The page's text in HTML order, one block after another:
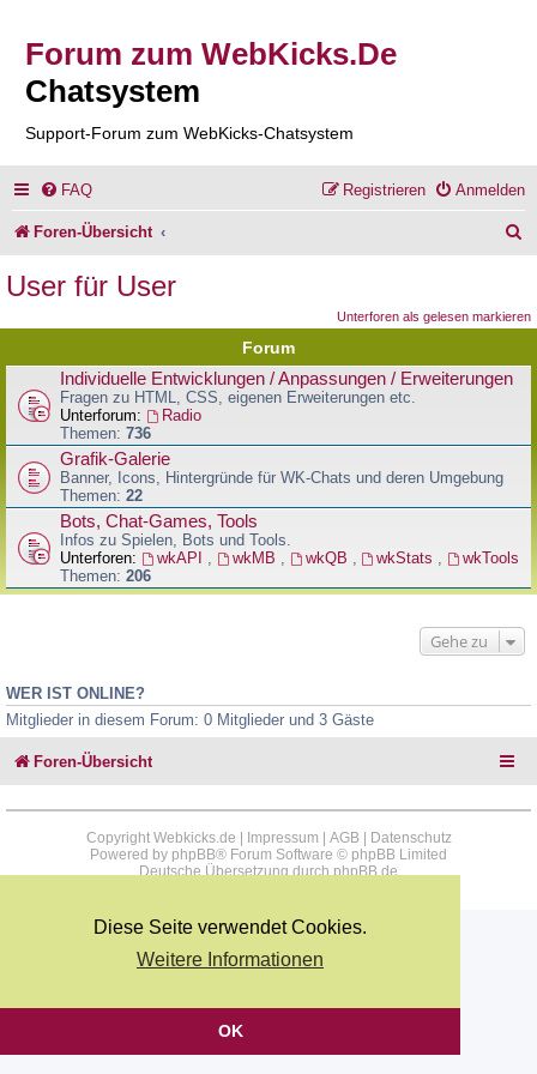
Diese Seite verwendet Cookies.
Weitere Informationen
OK
Forum zum WebKicks.De
Chatsystem
Support-Forum zum WebKicks-Chatsystem
FAQ Anmelden
Registrieren
Foren-Übersicht
e
User für User
Unterforen als gelesen markieren
Forum
Individuelle Entwicklungen / Anpassungen / Erweiterungen
Fragen zu HTML, CSS, eigenen Erweiterungen etc.
Unterforum:
Radio
Themen: 736
Grafik-Galerie
Banner, Icons, Hintergründe für WK-Chats und deren Umgebung
Themen: 22
Bots, Chat-Games, Tools
Infos zu Spielen, Bots und Tools.
Unterforen:
wkAPI wkMB wkQB wkStats
wkTools
Themen: 206
Gehe zu
WER IST ONLINE?
Mitglieder in diesem Forum: 0 Mitglieder und 3 Gäste
Foren-Übersicht
Copyright Webkicks.de | Impressum AGB|
Datenschutz
Powered by phpBB® Forum Software © phpBB Limited
Deutsche Übersetzung durchphpBB.de